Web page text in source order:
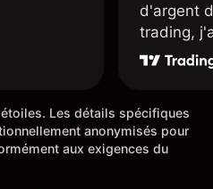
d'argent
trading,
une carte
Les détails spécifiques
anonymisés pour
aux exigences du